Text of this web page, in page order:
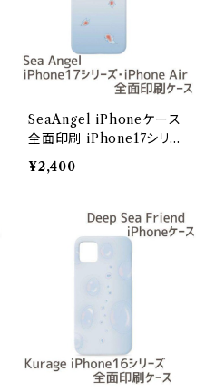
SeaAngel iPhoneケース
全面印刷 iPhone17シリー
ズ / iPhoneAir【Deep Se
a Friends】/iPhoneAir
¥2,400